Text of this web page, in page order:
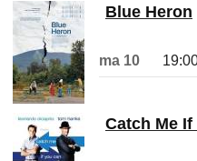
Blue Heron
ma 10
Catch Me If